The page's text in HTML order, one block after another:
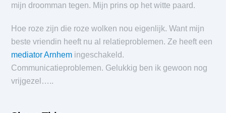
mijn droomman tegen. Mijn prins op het witte paard.
Hoe roze zijn die roze wolken nou eigenlijk. Want mijn
beste vriendin heeft nu al relatieproblemen. Ze heeft een
mediator Arnhem ingeschakeld.
Communicatieproblemen. Gelukkig ben ik gewoon nog
vrijgezel…..